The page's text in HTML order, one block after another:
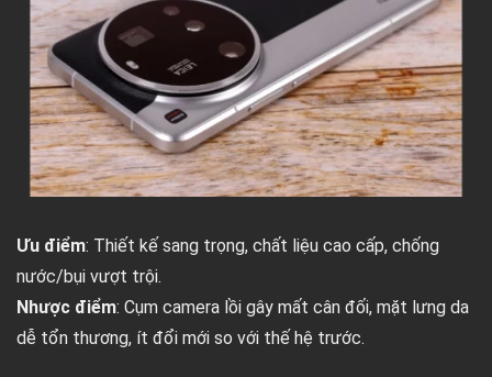
Ưu điểm: Thiết kế sang trọng, chất liệu cao cấp, chống
nước/bụi vượt trội.
Nhược điểm: Cụm camera lồi gây mất cân đối, mặt lưng da
dễ tổn thương, ít đổi mới so với thế hệ trước.